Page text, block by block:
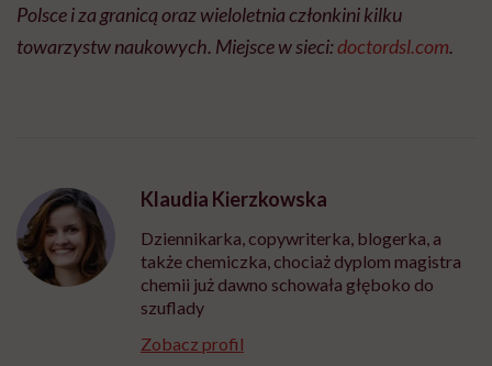
Polsce i za granicą oraz wieloletnia członkini kilku
towarzystw naukowych. Miejsce w sieci:doctordsl.com.
Klaudia Kierzkowska
Dziennikarka, copywriterka, blogerka, a
także chemiczka, chociaż dyplom magistra
chemii już dawno schowała głęboko do
szuflady
Zobacz profil